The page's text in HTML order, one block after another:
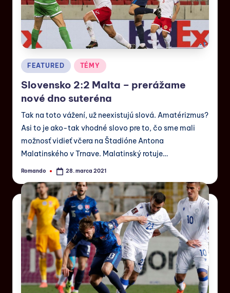
FEATURED TÉMY
Slovensko 2:2 Malta – prerážame
nové dno suteréna
Tak na toto vážení, už neexistujú slová. Amatérizmus?
Asi to je ako-tak vhodné slovo pre to, čo sme mali
možnosť vidieť včera na Štadióne Antona
Malatinského v Trnave. Malatinský rotuje…
Romando 28. marca 2021